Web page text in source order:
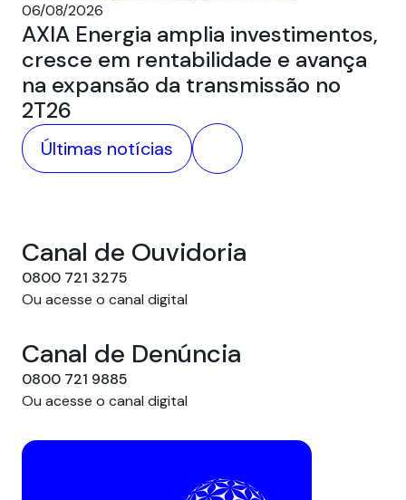
06/08/2026
AXIA Energia amplia investimentos,
cresce em rentabilidade e avança
na expansão da transmissão no
2T26
Últimas notícias
Canal de Ouvidoria
0800 721 3275
Ou acesse o canal digital
Canal de Denúncia
0800 721 9885
Ou acesse o canal digital